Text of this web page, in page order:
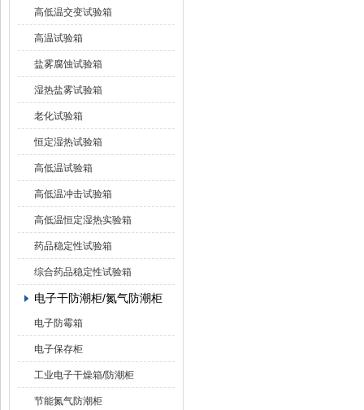
高低温交变试验箱
高温试验箱
盐雾腐蚀试验箱
湿热盐雾试验箱
老化试验箱
恒定湿热试验箱
高低温试验箱
高低温冲击试验箱
高低温恒定湿热实验箱
药品稳定性试验箱
综合药品稳定性试验箱
电子干防潮柜/氮气防潮柜
电子防霉箱
电子保存柜
工业电子干燥箱/防潮柜
节能氮气防潮柜